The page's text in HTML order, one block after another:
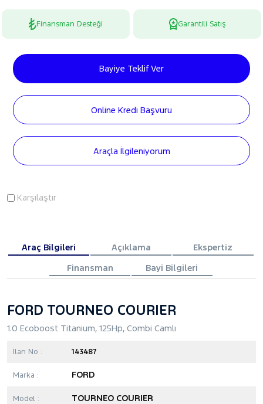
Finansman Desteği Garantili Satış
Bayiye Teklif Ver
Online Kredi Başvuru
Araçla İlgileniyorum
Karşılaştır
Araç Bilgileri Açıklama
Ekspertiz
Finansman
Bayi Bilgileri
FORD TOURNEO COURIER
1.0 Ecoboost Titanium, 125Hp, Combi Camlı
İlan No : 143487
Marka : FORD
Model : TOURNEO COURIER